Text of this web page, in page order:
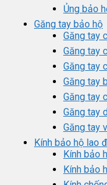
Ủng bảo
Găng tay bảo hộ
Găng tay
Găng tay
Găng tay
Găng tay
Găng tay
Găng tay
Găng tay
Kính bảo hộ lao
Kính bảo
Kính bảo